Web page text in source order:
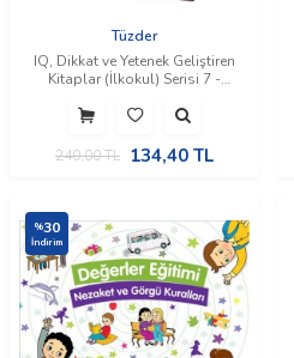
Tüzder
​IQ, Dikkat ve Yetenek Geliştiren
Kitaplar (İlkokul) Serisi 7 -
240,00TL 134,40 TL
%30
İndirim